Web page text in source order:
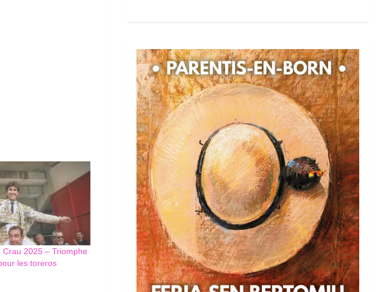
Crau 2025 – Triomphe
les toreros